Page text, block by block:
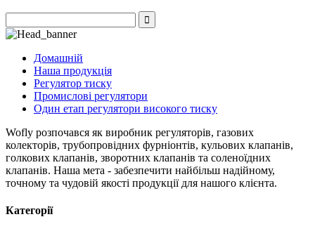
Домашній
Наша продукція
Регулятор тиску
Промислові регулятори
Один етап регулятори високого тиску
Wofly розпочався як виробник регуляторів, газових
колекторів, трубопровідних фурніонтів, кульових клапанів,
голкових клапанів, зворотних клапанів та соленоїдних
клапанів. Наша мета - забезпечити найбільш надійному,
точному та чудовій якості продукції для нашого клієнта.
Категорії